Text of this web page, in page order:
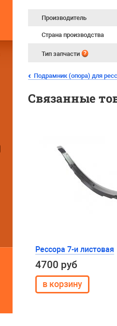
Производитель
Страна производства
Тип запчасти
Подрамник (опора) для
Связанные
Рессора 7-и листовая
4700 руб